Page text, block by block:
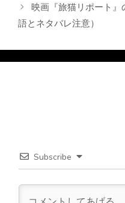
映画『旅猫リポート』
語とネタバレ注意）
Subscribe